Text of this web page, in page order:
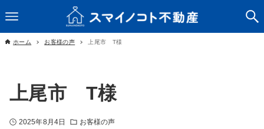
ホーム お客様の声 上尾市 T様
上尾市 T様
2025年8月4日 お客様の声